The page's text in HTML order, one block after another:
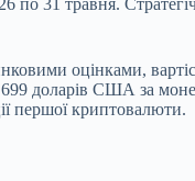
оцінками,
доларів США за
першої криптовалюти.